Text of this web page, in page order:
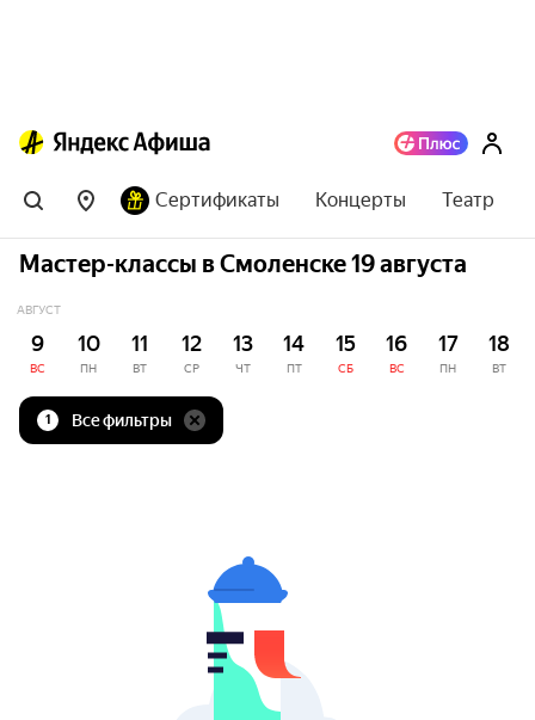
Сертификаты Концерты Театр
Мастер-классы в Смоленске 19 августа
АВГУСТ
9
ВС
10
ПН
11
ВТ
12
СР
13
ЧТ
14
ПТ
15
СБ
16
ВС
17
ПН
18
ВТ
1 Все фильтры